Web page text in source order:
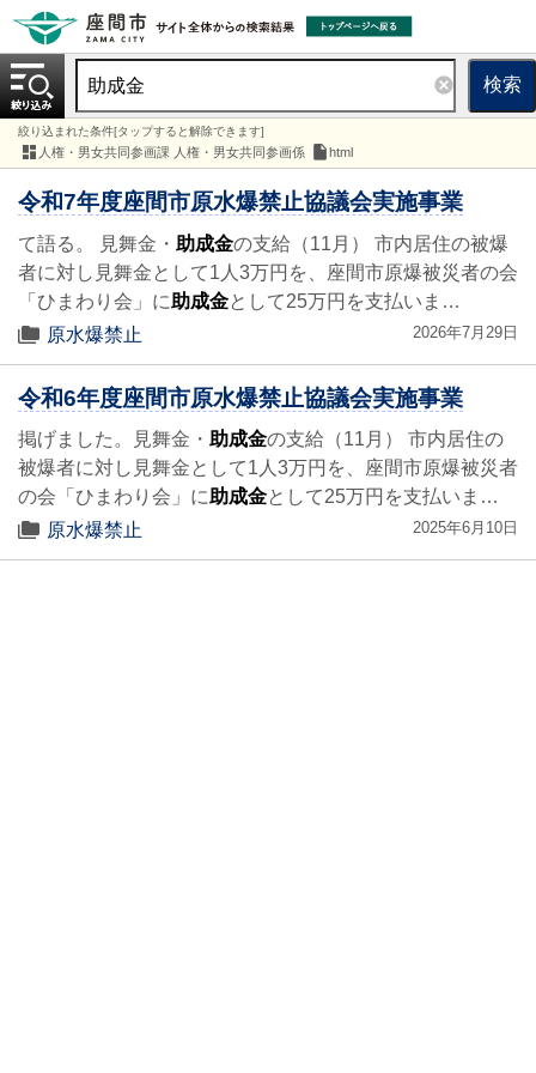
検索
絞り込まれた条件[タップすると解除できます]
人権・男女共同参画課 人権・男女共同参画係 html
令和7年度座間市原水爆禁止協議会実施事業
て語る。 見舞金・ 助成金の支給（11月） 市内居住の被爆
者に対し見舞金として1人3万円を、座間市原爆被災者の会
「ひまわり会」に助成金として25万円を支払いま…
原水爆禁止
2026年7月29日
令和6年度座間市原水爆禁止協議会実施事業
掲げました。見舞金・ 助成金の支給（11月） 市内居住の
被爆者に対し見舞金として1人3万円を、座間市原爆被災者
の会「ひまわり会」に助成金として25万円を支払いま…
原水爆禁止
2025年6月10日